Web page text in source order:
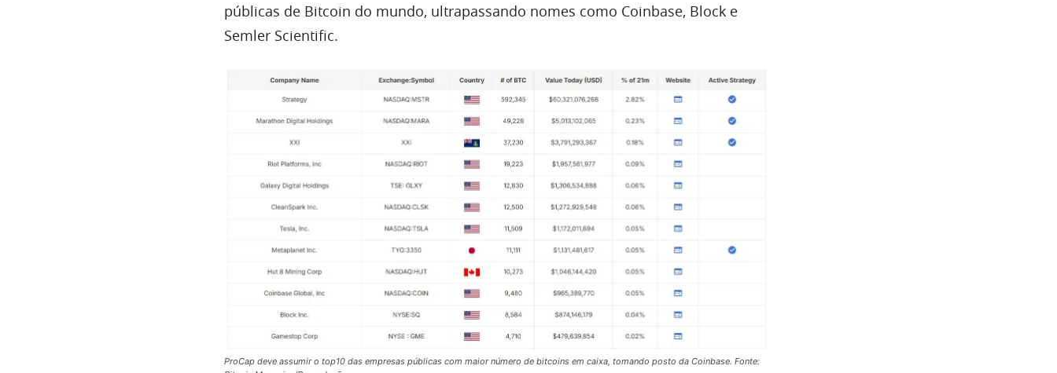
públicas de Bitcoin do mundo, ultrapassando nomes como Coinbase, Block e
Semler Scientific.
ProCap deve assumir o top10 das empresas públicas com maior número de bitcoins em caixa, tomando posto da Coinbase. Fonte: